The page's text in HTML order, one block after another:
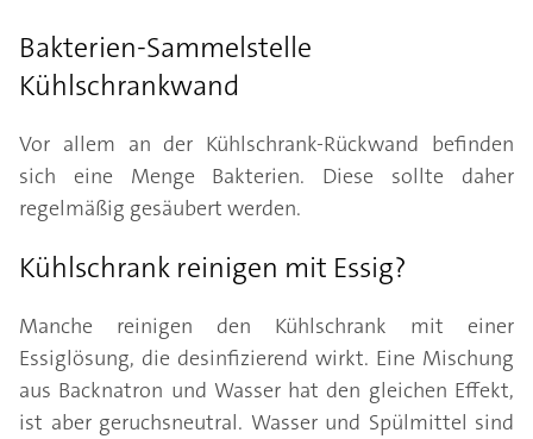
Bakterien-Sammelstelle
Kühlschrankwand
Vor allem an der Kühlschrank-Rückwand befinden
sich eine Menge Bakterien. Diese sollte daher
regelmäßig gesäubert werden.
Kühlschrank reinigen mit Essig?
Manche reinigen den Kühlschrank mit einer
Essiglösung, die desinfizierend wirkt. Eine Mischung
aus Backnatron und Wasser hat den gleichen Effekt,
ist aber geruchsneutral. Wasser und Spülmittel sind